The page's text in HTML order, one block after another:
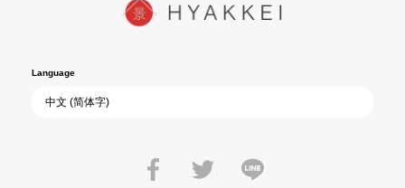
Language